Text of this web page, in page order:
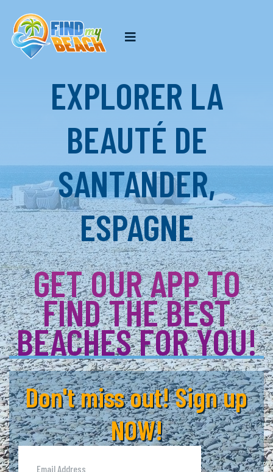
EXPLORER LA
BEAUTÉ DE
SANTANDER,
ESPAGNE
GET OUR APP TO
FIND THE BEST
BEACHES FOR YOU!
Don't miss out! Sign up
NOW!